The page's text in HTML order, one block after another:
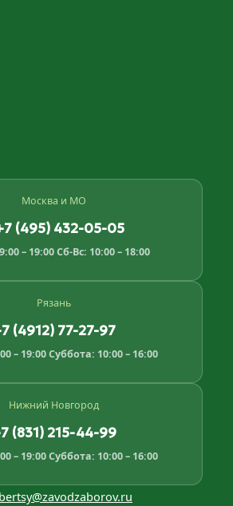
Москва и МО
(495) 432-05-05
– 19:00Сб-Вс: 10:00 – 18:00
Рязань
(4912) 77-27-97
– 19:00Суббота: 10:00 – 16:00
Нижний Новгород
(831) 215-44-99
– 19:00Суббота: 10:00 – 16:00